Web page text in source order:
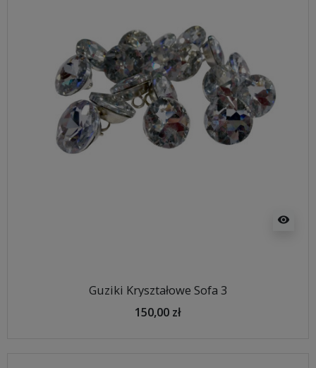
visibility
Guziki Kryształowe Sofa 3
150,00 zł